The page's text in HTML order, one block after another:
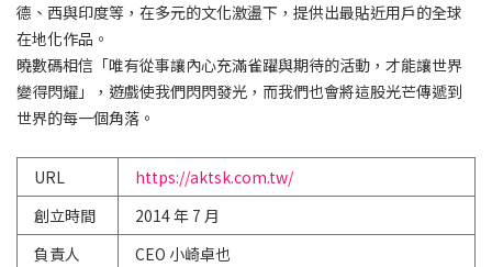
德、西與印度等，在多元的文化激盪下，提供出最貼近用戶的全球
在地化作品。
曉數碼相信「唯有從事讓內心充滿雀躍與期待的活動，才能讓世界
變得閃耀」，遊戲使我們閃閃發光，而我們也會將這股光芒傳遞到
世界的每一個角落。
URL
https://aktsk.com.tw/
創立時間
2014 年 7 月
負責人
CEO 小崎卓也​​